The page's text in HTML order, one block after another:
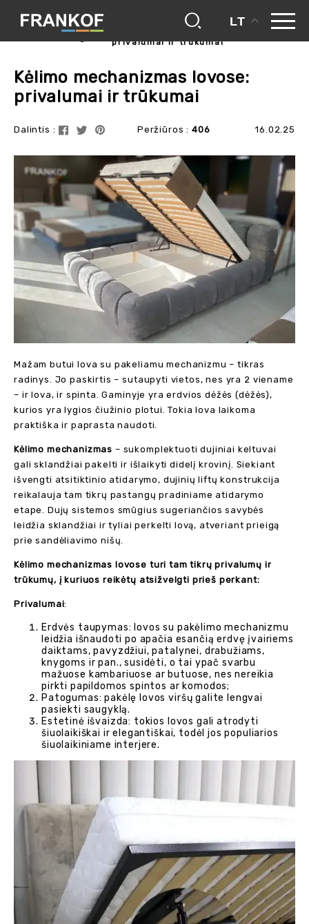
LT
privalumai ir trūkumai
Kėlimo mechanizmas lovose:
privalumai ir trūkumai
Dalintis : Peržiūros :406 16.02.25
Mažam butui lova su pakeliamu mechanizmu – tikras
radinys. Jo paskirtis – sutaupyti vietos, nes yra 2 viename
– ir lova, ir spinta. Gaminyje yra erdvios dėžės (dėžės),
kurios yra lygios čiužinio plotui. Tokia lova laikoma
praktiška ir paprasta naudoti.
Kėlimo mechanizmas – sukomplektuoti dujiniai keltuvai
gali sklandžiai pakelti ir išlaikyti didelį krovinį. Siekiant
išvengti atsitiktinio atidarymo, dujinių liftų konstrukcija
reikalauja tam tikrų pastangų pradiniame atidarymo
etape. Dujų sistemos smūgius sugeriančios savybės
leidžia sklandžiai ir tyliai perkelti lovą, atveriant prieigą
prie sandėliavimo nišų.
Kėlimo mechanizmas lovose turi tam tikrų privalumų ir
trūkumų, į kuriuos reikėtų atsižvelgti prieš perkant:
Privalumai:
Erdvės taupymas: lovos su pakėlimo mechanizmu
leidžia išnaudoti po apačia esančią erdvę įvairiems
daiktams, pavyzdžiui, patalynei, drabužiams,
knygoms ir pan., susidėti, o tai ypač svarbu
mažuose kambariuose ar butuose, nes nereikia
pirkti papildomos spintos ar komodos;
Patogumas: pakėlę lovos viršų galite lengvai
pasiekti saugyklą.
Estetinė išvaizda: tokios lovos gali atrodyti
šiuolaikiškai ir elegantiškai, todėl jos populiarios
šiuolaikiniame interjere.